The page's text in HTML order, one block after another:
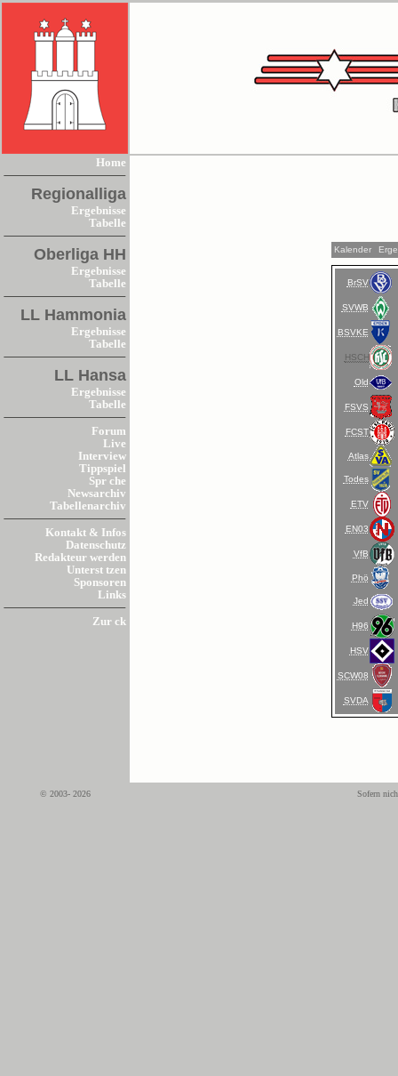
Home
Regionalliga
Ergebnisse
Tabelle
Oberliga HH
Ergebnisse
Tabelle
LL Hammonia
Ergebnisse
Tabelle
LL Hansa
Ergebnisse
Tabelle
Forum
Live
Interview
Tippspiel
Spr che
Newsarchiv
Tabellenarchiv
Kontakt & Infos
Datenschutz
Redakteur werden
Unterst tzen
Sponsoren
Links
Zur ck
Kalender
BrSV
SVWB
BSVKE
HSCH
Old
FSVS
FCST
Atlas
Todes
ETV
EN03
VfB
Phö
Jed
H96
HSV
SCW08
SVDA
© 2003- 2026 Sofern